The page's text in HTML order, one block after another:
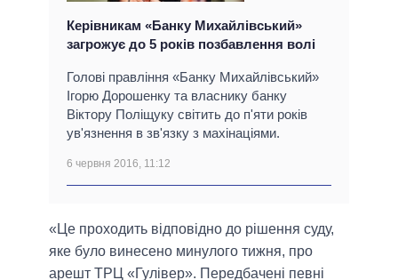
Керівникам «Банку Михайлівський»
загрожує до 5 років позбавлення волі
Голові правління «Банку Михайлівський»
Ігорю Дорошенку та власнику банку
Віктору Поліщуку світить до п'яти років
ув'язнення в зв'язку з махінаціями.
6 червня 2016, 11:12
«Це проходить відповідно до рішення суду,
яке було винесено минулого тижня, про
арешт ТРЦ «Гулівер». Передбачені певні